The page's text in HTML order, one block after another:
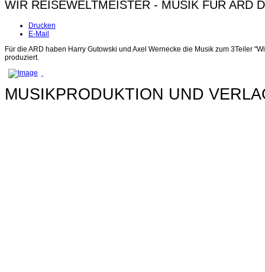
WIR REISEWELTMEISTER - MUSIK FÜR ARD
Drucken
E-Mail
Für die ARD haben Harry Gutowski und Axel Wernecke die Musik zum 3Teiler
produziert.
MUSIKPRODUKTION UND